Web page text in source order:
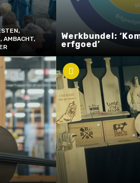
AMBACHT,
Werkbundel:
erfgoed’